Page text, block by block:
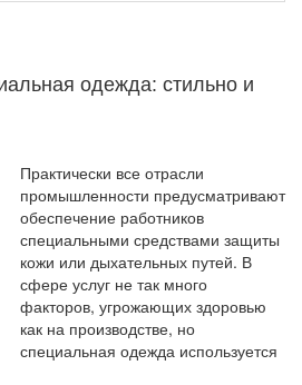
одежда: стильно и
Практически все отрасли
промышленности предусматривают
обеспечение работников
специальными средствами защиты
кожи или дыхательных путей. В
сфере услуг не так много
факторов, угрожающих здоровью
как на производстве, но
специальная одежда используется